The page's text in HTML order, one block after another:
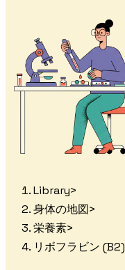
Library>
身体の地図>
栄養素>
リボフラビン (B2)